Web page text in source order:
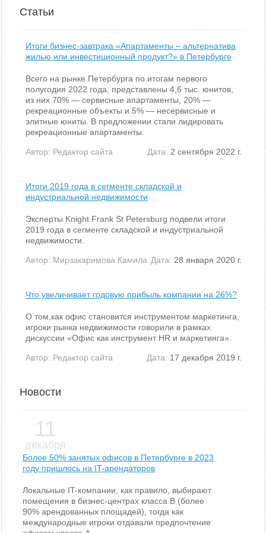
Статьи
Итоги бизнес-завтрака «Апартаменты – альтернатива
жилью или инвестиционный продукт?» в Петербурге
Всего на рынке Петербурга по итогам первого
полугодия 2022 года, представлены 4,6 тыс. юнитов,
из них 70% — сервисные апартаменты, 20% —
рекреационные объекты и 5% — несервисные и
элитные юниты. В предложении стали лидировать
рекреационные апартаменты.
Автор: Редактор сайта Дата: 2 сентября 2022 г.
Итоги 2019 года в сегменте складской и
индустриальной недвижимости
Эксперты Knight Frank St Petersburg подвели итоги
2019 года в сегменте складской и индустриальной
недвижимости.
Автор: Мирзакаримова Камила Дата: 28 января 2020 г.
Что увеличивает годовую прибыль компании на 26%?
О том,как офис становится инструментом маркетинга,
игроки рынка недвижимости говорили в рамках
дискуссии «Офис как инструмент HR и маркетинга».
Автор: Редактор сайта Дата: 17 декабря 2019 г.
Новости
11
декабря
Более 50% занятых офисов в Петербурге в 2023
году пришлось на IT-арендаторов
Локальные IT-компании, как правило, выбирают
помещения в бизнес-центрах класса В (более
90% арендованных площадей), тогда как
международные игроки отдавали предпочтение